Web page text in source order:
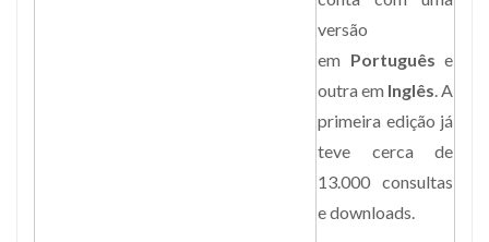
versão
em Português e
outra em Inglês. A
primeira edição já
teve cerca de
13.000 consultas
e downloads.